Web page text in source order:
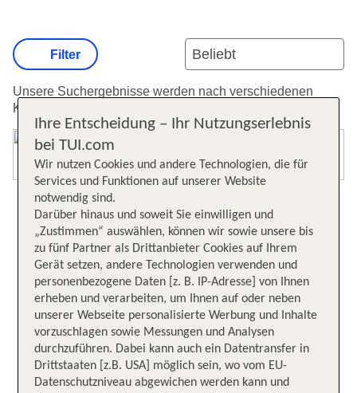
Unsere Suchergebnisse werden nach verschiedenen
Kriterien sortiert.
Filter
Ihre Entscheidung – Ihr Nutzungserlebnis
bei TUI.com
Wir nutzen Cookies und andere Technologien, die für
Services und Funktionen auf unserer Website
notwendig sind.
Darüber hinaus und soweit Sie einwilligen und
„Zustimmen“ auswählen, können wir sowie unsere bis
zu fünf Partner als Drittanbieter Cookies auf Ihrem
Gerät setzen, andere Technologien verwenden und
personenbezogene Daten [z. B. IP-Adresse] von Ihnen
erheben und verarbeiten, um Ihnen auf oder neben
unserer Webseite personalisierte Werbung und Inhalte
vorzuschlagen sowie Messungen und Analysen
durchzuführen. Dabei kann auch ein Datentransfer in
Drittstaaten [z.B. USA] möglich sein, wo vom EU-
Datenschutzniveau abgewichen werden kann und